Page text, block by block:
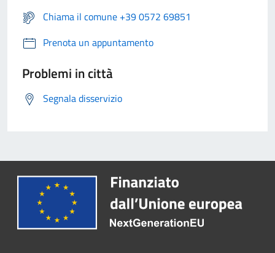
Chiama il comune +39 0572 69851
Prenota un appuntamento
Problemi in città
Segnala disservizio